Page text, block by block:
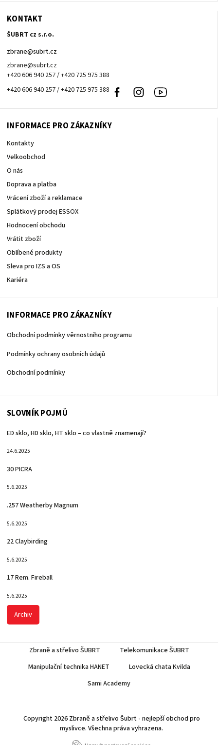
KONTAKT
ŠUBRT cz s.r.o.
zbrane@subrt.cz
zbrane@subrt.cz
+420 606 940 257 / +420 725 975 388
+420 606 940 257 / +420 725 975 388
Facebook Instagram
INFORMACE PRO ZÁKAZNÍKY
Kontakty
Velkoobchod
O nás
Doprava a platba
Vrácení zboží a reklamace
Splátkový prodej ESSOX
Hodnocení obchodu
Vrátit zboží
Oblíbené produkty
Sleva pro IZS a OS
Kariéra
INFORMACE PRO ZÁKAZNÍKY
Obchodní podmínky věrnostního programu
Podmínky ochrany osobních údajů
Obchodní podmínky
SLOVNÍK POJMŮ
ED sklo, HD sklo, HT sklo – co vlastně znamenají?
24.6.2025
30 PICRA
5.6.2025
.257 Weatherby Magnum
5.6.2025
22 Claybirding
5.6.2025
17 Rem. Fireball
5.6.2025
Archiv
Zbraně a střelivo ŠUBRT
Telekomunikace ŠUBRT
Manipulační technika HANET
Lovecká chata Kvilda
Sami Academy
Copyright 2026 Zbraně a střelivo Šubrt - nejlepší obchod pro
myslivce. Všechna práva vyhrazena.